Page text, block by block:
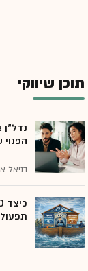
תוכן שיווקי
נדל"ן
הפנוי
דניאל